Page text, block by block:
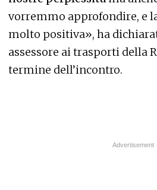
vorremmo approfondire, e
molto positiva», ha
assessore ai trasporti della
termine dell’incontro.